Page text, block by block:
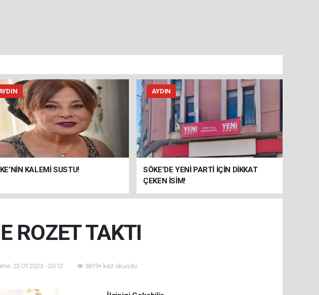
KALEMİ SUSTU!
AYDIN
SÖKE’DE YENİ PARTİ İÇİN DİKKAT
ÇEKEN İSİM!
ROZET TAKTI
23.01.2023 - 20:12 3819+ kez okundu.